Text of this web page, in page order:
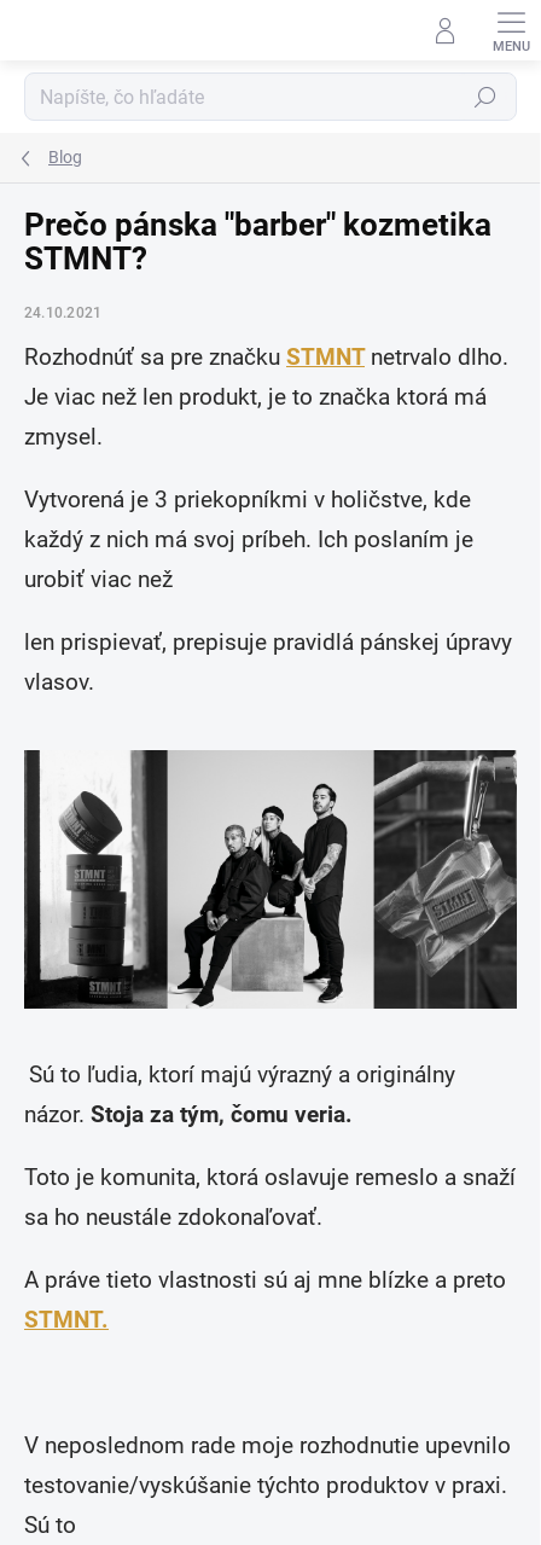
Hľadať
Blog
Prečo pánska "barber" kozmetika
STMNT?
24.10.2021
Rozhodnúť sa pre značku STMNT netrvalo dlho.
Je viac než len produkt, je to značka ktorá má
zmysel.
Vytvorená je 3 priekopníkmi v holičstve, kde
každý z nich má svoj príbeh. Ich poslaním je
urobiť viac než
len prispievať, prepisuje pravidlá pánskej úpravy
vlasov.
Sú to ľudia, ktorí majú výrazný a originálny
názor. Stoja za tým, čomu veria.
Toto je komunita, ktorá oslavuje remeslo a snaží
sa ho neustále zdokonaľovať.
A práve tieto vlastnosti sú aj mne blízke a preto
STMNT.
V neposlednom rade moje rozhodnutie upevnilo
testovanie/vyskúšanie týchto produktov v praxi.
Sú to